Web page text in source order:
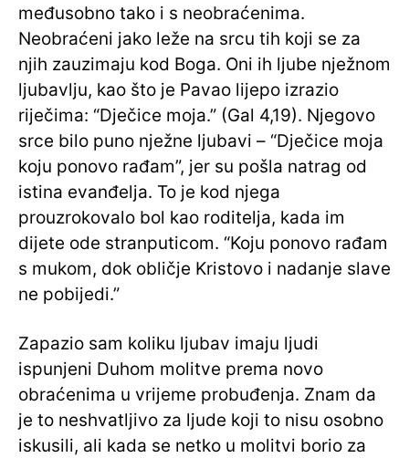
međusobno tako i s neobraćenima.
Neobraćeni jako leže na srcu tih koji se za
njih zauzimaju kod Boga. Oni ih ljube nježnom
ljubavlju, kao što je Pavao lijepo izrazio
riječima: “Dječice moja.” (Gal 4,19). Njegovo
srce bilo puno nježne ljubavi – “Dječice moja
koju ponovo rađam”, jer su pošla natrag od
istina evanđelja. To je kod njega
prouzrokovalo bol kao roditelja, kada im
dijete ode stranputicom. “Koju ponovo rađam
s mukom, dok obličje Kristovo i nadanje slave
ne pobijedi.”
Zapazio sam koliku ljubav imaju ljudi
ispunjeni Duhom molitve prema novo
obraćenima u vrijeme probuđenja. Znam da
je to neshvatljivo za ljude koji to nisu osobno
iskusili, ali kada se netko u molitvi borio za